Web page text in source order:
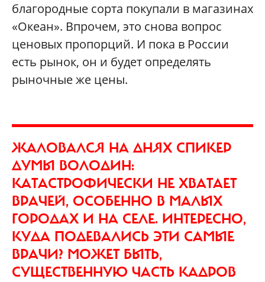
благородные сорта покупали в магазинах
«Океан». Впрочем, это снова вопрос
ценовых пропорций. И пока в России
есть рынок, он и будет определять
рыночные же цены.
ЖАЛОВАЛСЯ НА ДНЯХ СПИКЕР
ДУМЫ ВОЛОДИН:
КАТАСТРОФИЧЕСКИ НЕ ХВАТАЕТ
ВРАЧЕЙ, ОСОБЕННО В МАЛЫХ
ГОРОДАХ И НА СЕЛЕ. ИНТЕРЕСНО,
КУДА ПОДЕВАЛИСЬ ЭТИ САМЫЕ
ВРАЧИ? МОЖЕТ БЫТЬ,
СУЩЕСТВЕННУЮ ЧАСТЬ КАДРОВ